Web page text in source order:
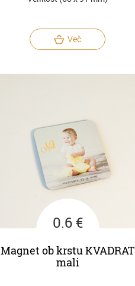
Več
0.6 €
Magnet ob krstu KVADRAT
mali